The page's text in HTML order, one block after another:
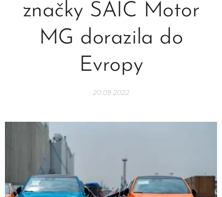
značky SAIC Motor
MG dorazila do
Evropy
20.09.2022